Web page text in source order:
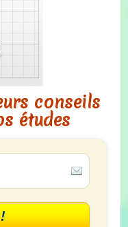
conseils
études